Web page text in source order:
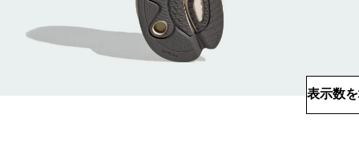
表示数